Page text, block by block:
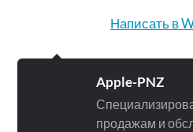
Написать в
Apple-PNZ
продажам и